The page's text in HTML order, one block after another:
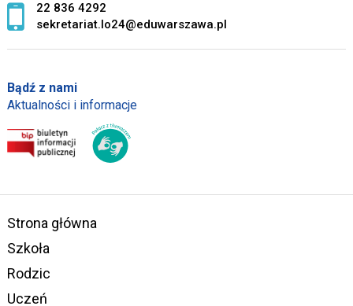
22 836 4292
sekretariat.lo24@eduwarszawa.pl
Bądź z nami
Aktualności i informacje
Strona główna
Szkoła
Rodzic
Uczeń